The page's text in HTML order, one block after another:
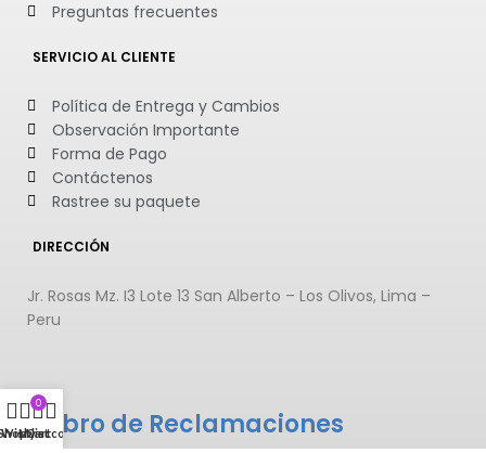
Preguntas frecuentes
SERVICIO AL CLIENTE
Política de Entrega y Cambios
Observación Importante
Forma de Pago
Contáctenos
Rastree su paquete
DIRECCIÓN
Jr. Rosas Mz. I3 Lote 13 San Alberto – Los Olivos, Lima –
Peru
Libro de Reclamaciones
Wishlist
0
Cart
My account